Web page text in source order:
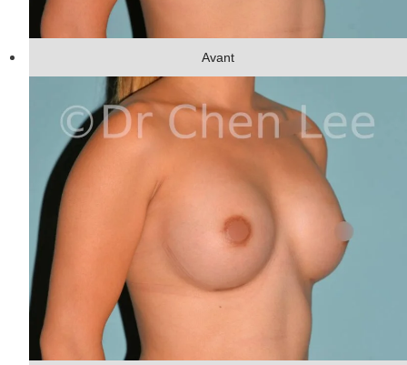
Avant